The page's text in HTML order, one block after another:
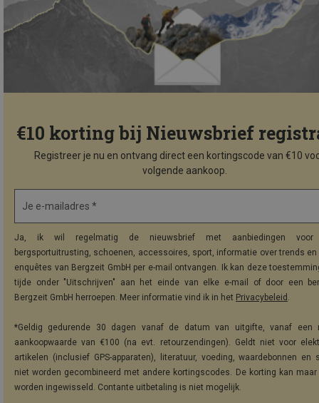
€10 korting bij Nieuwsbrief
Registreer je nu en ontvang direct een kortingscode van €10
volgende aankoop.
Je e-mailadres *
Ja, ik wil regelmatig de nieuwsbrief met aanbiedingen voor
bergsportuitrusting, schoenen, accessoires, sport, informatie over trends
enquêtes van Bergzeit GmbH per e-mail ontvangen. Ik kan deze
tijde onder "Uitschrijven" aan het einde van elke e-mail of door een
Bergzeit GmbH herroepen. Meer informatie vind ik in het Privacybeleid .
*Geldig gedurende 30 dagen vanaf de datum van uitgifte, vanaf een
aankoopwaarde van €100 (na evt. retourzendingen). Geldt niet voor
artikelen (inclusief GPS-apparaten), literatuur, voeding, waardebonnen en
niet worden gecombineerd met andere kortingscodes. De korting kan maar
worden ingewisseld. Contante uitbetaling is niet mogelijk.